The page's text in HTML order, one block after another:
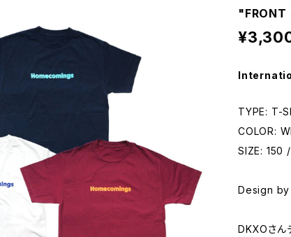
"FRONT
TYPE: T-
COLOR:
SIZE: 150
Design by
DKXOさん